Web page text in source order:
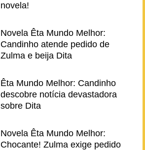
novela!
Novela Êta Mundo Melhor:
Candinho atende pedido de
Zulma e beija Dita
Êta Mundo Melhor: Candinho
descobre notícia devastadora
sobre Dita
Novela Êta Mundo Melhor:
Chocante! Zulma exige pedido